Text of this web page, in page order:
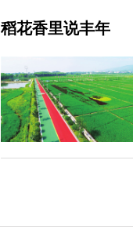
稻花香里说丰年